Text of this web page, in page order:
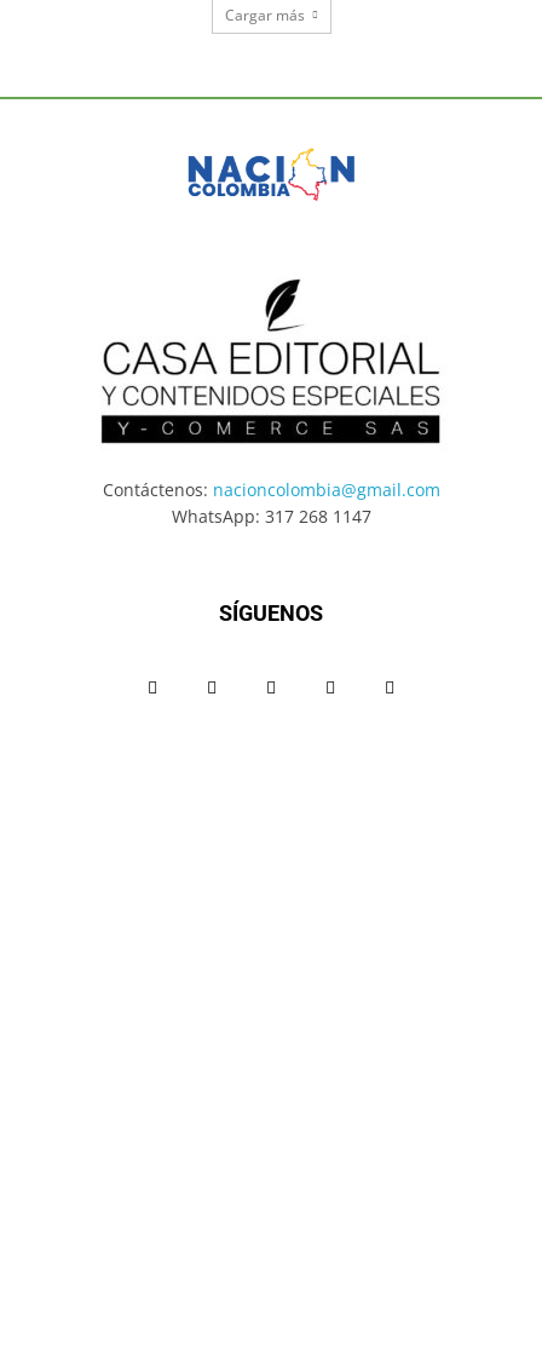
Cargar más
Contáctenos: nacioncolombia@gmail.com
WhatsApp: 317 268 1147
SÍGUENOS